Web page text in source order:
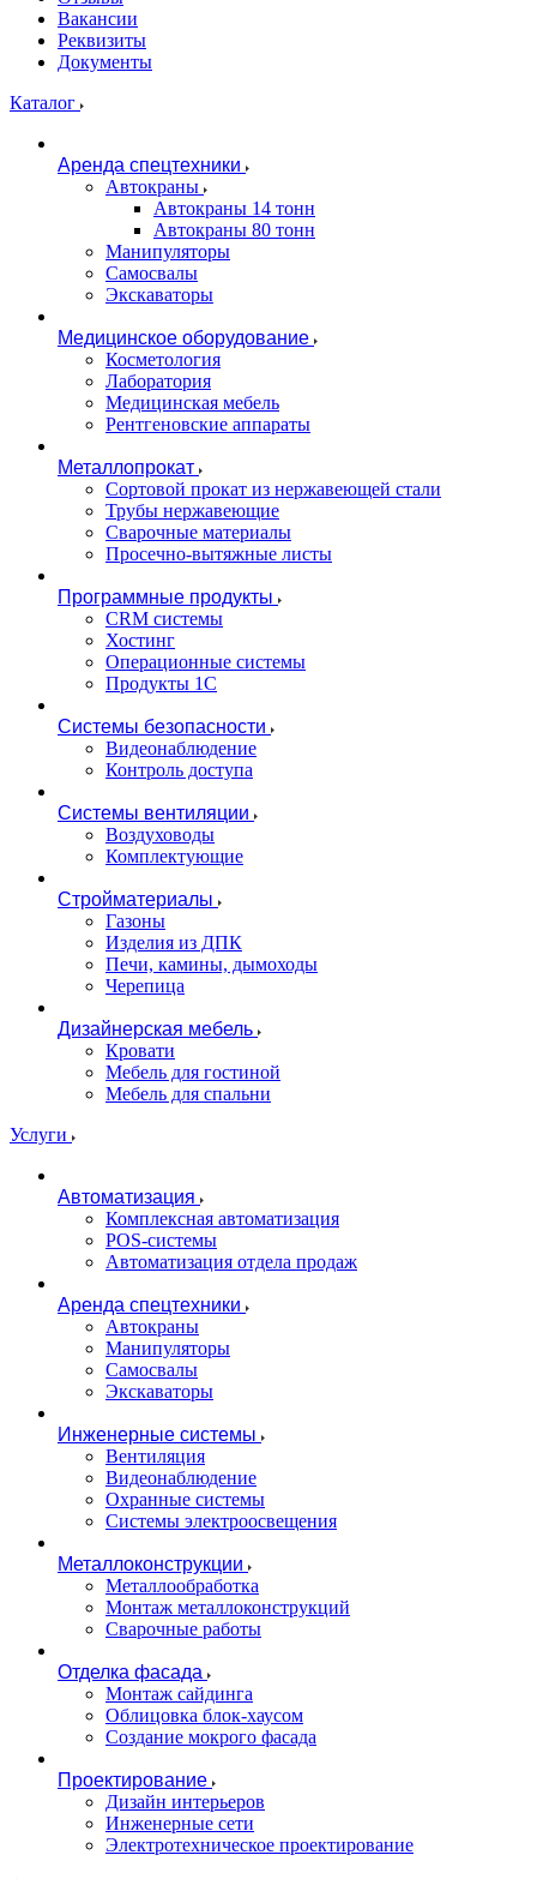
Вакансии
Реквизиты
Документы
Каталог
Аренда спецтехники
Автокраны
Автокраны 14 тонн
Автокраны 80 тонн
Манипуляторы
Самосвалы
Экскаваторы
Медицинское оборудование
Косметология
Лаборатория
Медицинская мебель
Рентгеновские аппараты
Металлопрокат
Сортовой прокат из нержавеющей стали
Трубы нержавеющие
Сварочные материалы
Просечно-вытяжные листы
Программные продукты
CRM системы
Хостинг
Операционные системы
Продукты 1С
Системы безопасности
Видеонаблюдение
Контроль доступа
Системы вентиляции
Воздуховоды
Комплектующие
Стройматериалы
Газоны
Изделия из ДПК
Печи, камины, дымоходы
Черепица
Дизайнерская мебель
Кровати
Мебель для гостиной
Мебель для спальни
Услуги
Автоматизация
Комплексная автоматизация
POS-системы
Автоматизация отдела продаж
Аренда спецтехники
Автокраны
Манипуляторы
Самосвалы
Экскаваторы
Инженерные системы
Вентиляция
Видеонаблюдение
Охранные системы
Системы электроосвещения
Металлоконструкции
Металлообработка
Монтаж металлоконструкций
Сварочные работы
Отделка фасада
Монтаж сайдинга
Облицовка блок-хаусом
Создание мокрого фасада
Проектирование
Дизайн интерьеров
Инженерные сети
Электротехническое проектирование